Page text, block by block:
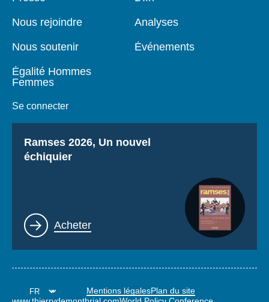
Nous rejoindre
Nous soutenir
Égalité Hommes
Femmes
Se connecter
Analyses
Événements
Titre
Ramses 2026, Un nouvel
échiquier
Lien
Acheter
Mentions légalesPlan du site